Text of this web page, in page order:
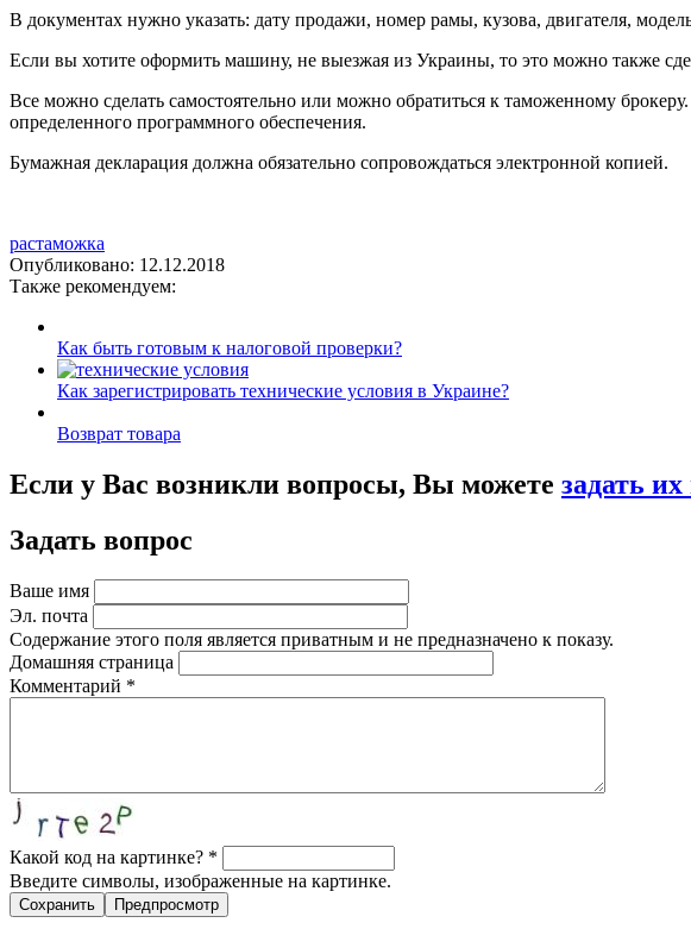
В документах нужно указать: дату продажи, номер рамы, кузова, двигателя,
Если вы хотите оформить машину, не выезжая из Украины, то это можно также
Все можно сделать самостоятельно или можно обратиться к таможенному
определенного программного обеспечения.
Бумажная декларация должна обязательно сопровождаться электронной копией.
растаможка
Опубликовано: 12.12.2018
Также рекомендуем:
Как быть готовым к налоговой проверки?
Как зарегистрировать технические условия в Украине?
Возврат товара
Если у Вас возникли вопросы, Вы можете задать
Задать вопрос
Ваше имя
Эл. почта
Содержание этого поля является приватным и не предназначено к показу.
Домашняя страница
Комментарий *
Какой код на картинке? *
Введите символы, изображенные на картинке.